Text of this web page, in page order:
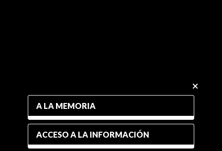
A LA MEMORIA
ACCESO A LA INFORMACIÓN